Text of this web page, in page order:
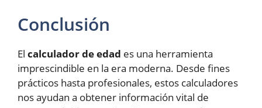
Conclusión
El calculador de edad es una herramienta
imprescindible en la era moderna. Desde fines
prácticos hasta profesionales, estos calculadores
nos ayudan a obtener información vital de